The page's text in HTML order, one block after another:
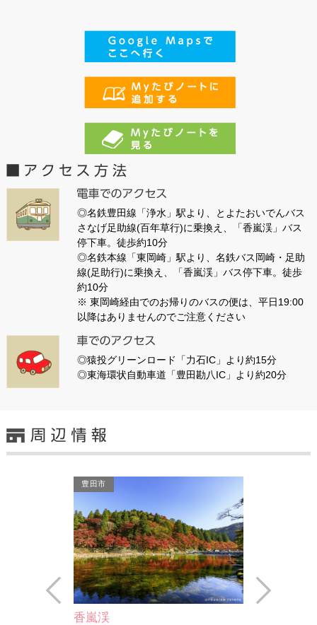
◎名鉄豊田線「浄水」駅より、とよたおいでんバス
さなげ足助線(百年草行)に乗換え、「香嵐渓」バス
停下車。徒歩約10分
◎名鉄本線「東岡崎」駅より、名鉄バス岡崎・足助
線(足助行)に乗換え、「香嵐渓」バス停下車。徒歩
約10分
※ 東岡崎経由でのお帰りのバスの便は、平日19:00
以降はありませんのでご注意ください
◎猿投グリーンロード「力石IC」より約15分
◎東海環状自動車道「豊田勘八IC」より約20分
豊田市
香嵐渓
Prev